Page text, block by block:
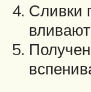
Сливки